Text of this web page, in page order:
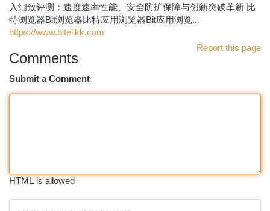
入细致评测：速度速率性能、安全防护保障与创新突破革新 比
特浏览器Bit浏览器比特应用浏览器Bit应用浏览...
https://www.bitelikk.com
Report this page
Comments
Submit a Comment
HTML is allowed